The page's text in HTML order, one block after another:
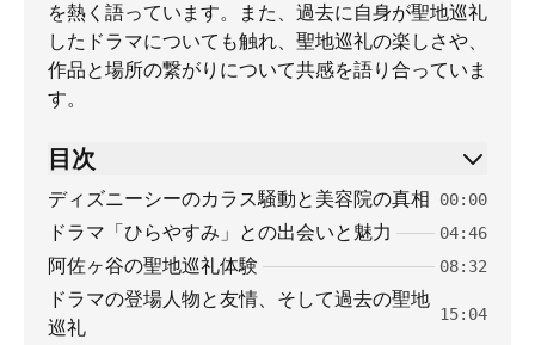
を熱く語っています。また、過去に自身が聖地巡礼
したドラマについても触れ、聖地巡礼の楽しさや、
作品と場所の繋がりについて共感を語り合っていま
す。
目次
ディズニーシーのカラス騒動と美容院の真相 00:00
ドラマ「ひらやすみ」との出会いと魅力 04:46
阿佐ヶ谷の聖地巡礼体験 08:32
ドラマの登場人物と友情、そして過去の聖地
巡礼
15:04